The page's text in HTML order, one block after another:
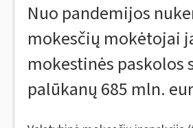
Nuo pandemijos
mokesčių mokėtojai
mokestinės paskolos
palūkanų 685 mln.